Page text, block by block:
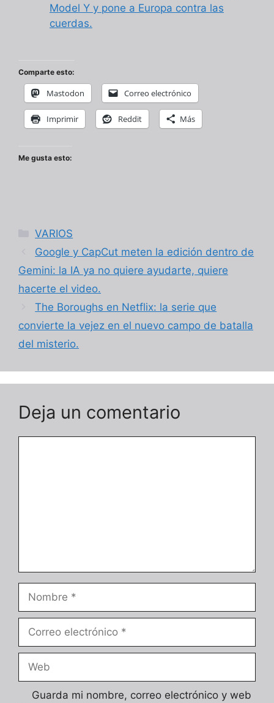
Model Y y pone a Europa contra las
cuerdas.
Comparte esto:
Mastodon Correo electrónico
Imprimir Reddit Más
Me gusta esto:
Categorías
VARIOS
Google y CapCut meten la edición dentro de
Gemini: la IA ya no quiere ayudarte, quiere
hacerte el video.
The Boroughs en Netflix: la serie que
convierte la vejez en el nuevo campo de batalla
del misterio.
Deja un comentario
electrónico
Guarda mi nombre, correo electrónico y web